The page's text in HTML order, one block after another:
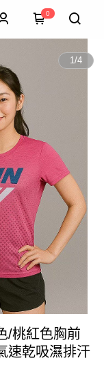
0
1/4
速乾吸濕排汗